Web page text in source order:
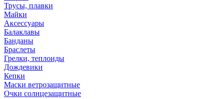
Трусы, плавки
Майки
Аксессуары
Балаклавы
Банданы
Браслеты
Грелки, теплоиды
Дождевики
Кепки
Маски ветрозащитные
Очки солнцезащитные